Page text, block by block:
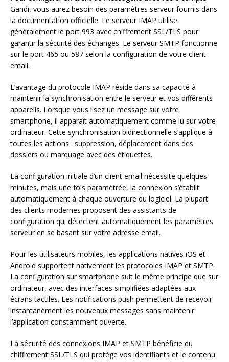
Gandi, vous aurez besoin des paramètres serveur fournis dans
la documentation officielle. Le serveur IMAP utilise
généralement le port 993 avec chiffrement SSL/TLS pour
garantir la sécurité des échanges. Le serveur SMTP fonctionne
sur le port 465 ou 587 selon la configuration de votre client
email.
L’avantage du protocole IMAP réside dans sa capacité à
maintenir la synchronisation entre le serveur et vos différents
appareils. Lorsque vous lisez un message sur votre
smartphone, il apparaît automatiquement comme lu sur votre
ordinateur. Cette synchronisation bidirectionnelle s’applique à
toutes les actions : suppression, déplacement dans des
dossiers ou marquage avec des étiquettes.
La configuration initiale d’un client email nécessite quelques
minutes, mais une fois paramétrée, la connexion s’établit
automatiquement à chaque ouverture du logiciel. La plupart
des clients modernes proposent des assistants de
configuration qui détectent automatiquement les paramètres
serveur en se basant sur votre adresse email.
Pour les utilisateurs mobiles, les applications natives iOS et
Android supportent nativement les protocoles IMAP et SMTP.
La configuration sur smartphone suit le même principe que sur
ordinateur, avec des interfaces simplifiées adaptées aux
écrans tactiles. Les notifications push permettent de recevoir
instantanément les nouveaux messages sans maintenir
l’application constamment ouverte.
La sécurité des connexions IMAP et SMTP bénéficie du
chiffrement SSL/TLS qui protège vos identifiants et le contenu